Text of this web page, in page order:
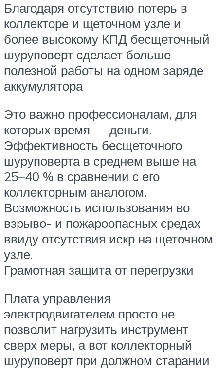
Благодаря отсутствию потерь в
коллекторе и щеточном узле и
более высокому КПД бесщеточный
шуруповерт сделает больше
полезной работы на одном заряде
аккумулятора
Это важно профессионалам, для
которых время — деньги.
Эффективность бесщеточного
шуруповерта в среднем выше на
25–40 % в сравнении с его
коллекторным аналогом.
Возможность использования во
взрыво- и пожароопасных средах
ввиду отсутствия искр на щеточном
узле.
Грамотная защита от перегрузки
Плата управления
электродвигателем просто не
позволит нагрузить инструмент
сверх меры, а вот коллекторный
шуруповерт при должном старании